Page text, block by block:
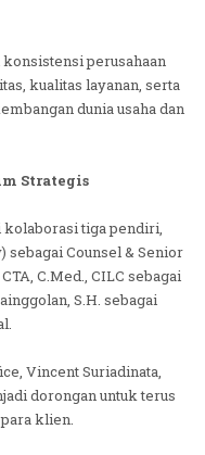
perusahaan
kualitas layanan, serta
dunia usaha dan
Strategis
tiga pendiri,
sebagai Counsel & Senior
C.Med., CILC sebagai
S.H. sebagai
Vincent Suriadinata,
dorongan untuk terus
klien.